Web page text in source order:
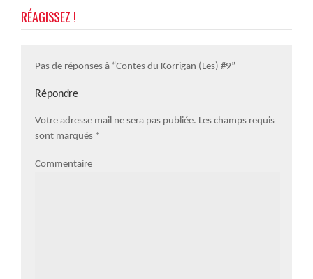
RÉAGISSEZ !
Pas de réponses à “Contes du Korrigan (Les) #9”
Répondre
Votre adresse mail ne sera pas publiée. Les champs requis
sont marqués *
Commentaire